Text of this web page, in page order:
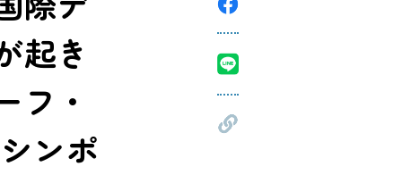
起き
フ・
ンポ